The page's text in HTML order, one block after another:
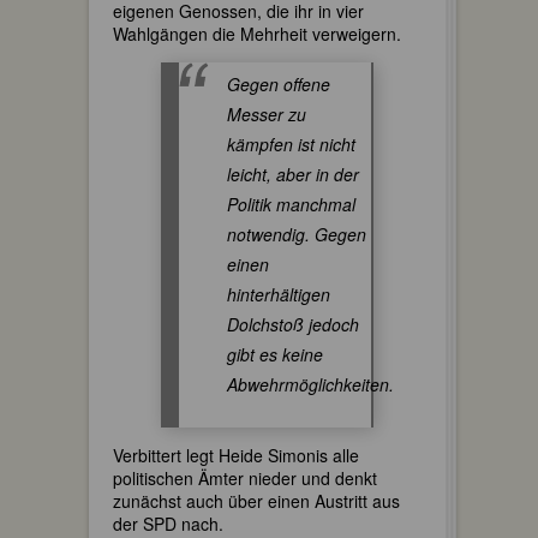
eigenen Genossen, die ihr in vier
Wahlgängen die Mehrheit verweigern.
Gegen offene
Messer zu
kämpfen ist nicht
leicht, aber in der
Politik manchmal
notwendig. Gegen
einen
hinterhältigen
Dolchstoß jedoch
gibt es keine
Abwehrmöglichkeiten.
Verbittert legt Heide Simonis alle
politischen Ämter nieder und denkt
zunächst auch über einen Austritt aus
der SPD nach.